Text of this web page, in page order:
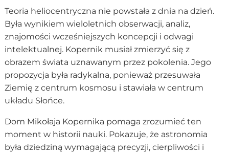
Teoria heliocentryczna nie powstała z dnia na dzień.
Była wynikiem wieloletnich obserwacji, analiz,
znajomości wcześniejszych koncepcji i odwagi
intelektualnej. Kopernik musiał zmierzyć się z
obrazem świata uznawanym przez pokolenia. Jego
propozycja była radykalna, ponieważ przesuwała
Ziemię z centrum kosmosu i stawiała w centrum
układu Słońce.
Dom Mikołaja Kopernika pomaga zrozumieć ten
moment w historii nauki. Pokazuje, że astronomia
była dziedziną wymagającą precyzji, cierpliwości i